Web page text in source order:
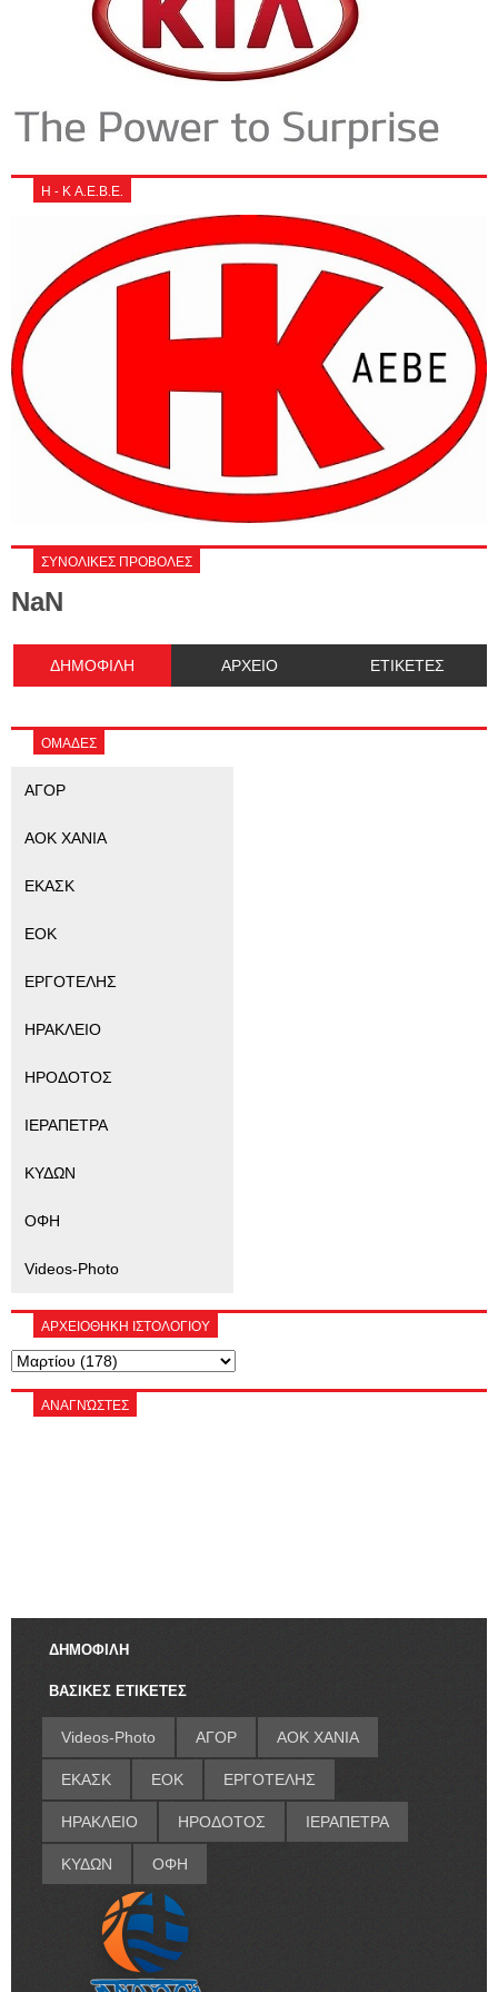
Η - Κ Α.Ε.Β.Ε.
ΣΥΝΟΛΙΚΕΣ ΠΡΟΒΟΛΕΣ
NaN
ΔΗΜΟΦΙΛΗ ΑΡΧΕΙΟ ΕΤΙΚΕΤΕΣ
ΟΜΑΔΕΣ
ΑΓΟΡ
ΑΟΚ ΧΑΝΙΑ
ΕΚΑΣΚ
ΕΟΚ
ΕΡΓΟΤΕΛΗΣ
ΗΡΑΚΛΕΙΟ
ΗΡΟΔΟΤΟΣ
ΙΕΡΑΠΕΤΡΑ
ΚΥΔΩΝ
ΟΦΗ
Videos-Photo
ΑΡΧΕΙΟΘΗΚΗ ΙΣΤΟΛΟΓΙΟΥ
ΑΝΑΓΝΏΣΤΕΣ
ΔΗΜΟΦΙΛΗ
ΒΑΣΙΚΕΣ ΕΤΙΚΕΤΕΣ
Videos-Photo ΑΓΟΡ ΑΟΚ ΧΑΝΙΑ
ΕΚΑΣΚ ΕΟΚ ΕΡΓΟΤΕΛΗΣ
ΗΡΑΚΛΕΙΟ ΗΡΟΔΟΤΟΣ ΙΕΡΑΠΕΤΡΑ
ΚΥΔΩΝ ΟΦΗ